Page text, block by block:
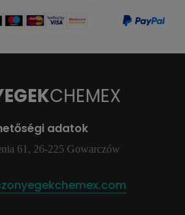
CHEMEX
adatok
61, 26-225 Gowarczów